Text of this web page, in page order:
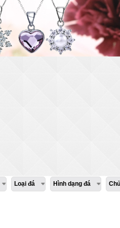
Loại đá Hình dạng đá